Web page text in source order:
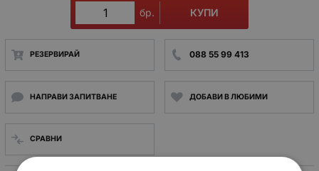
бр. КУПИ
РЕЗЕРВИРАЙ 088 55 99 413
НАПРАВИ ЗАПИТВАНЕ ДОБАВИ В ЛЮБИМИ
СРАВНИ